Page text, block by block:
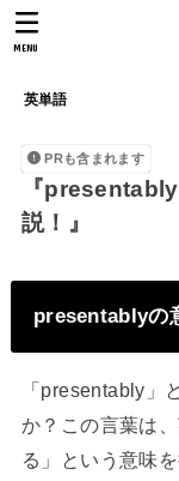
英単語
MENU
PRも含まれます
『
説！』
presentablyの
「presentably」
か？この言葉は
る」という意味